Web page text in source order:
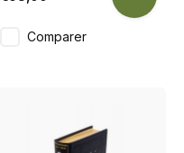
Comparer